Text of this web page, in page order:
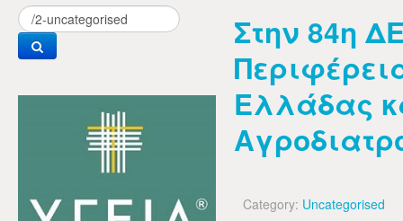
Στην 84η
Ελλάδας
Category: Uncategorised